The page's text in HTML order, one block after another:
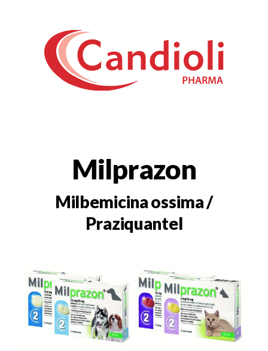
Milprazon
Milbemicina ossima /
Praziquantel